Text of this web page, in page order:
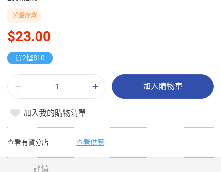
$23.00
少量存貨
買2慳$10
加入購物車
加入我的購物清單
查看有貨分店 查看供應
評價